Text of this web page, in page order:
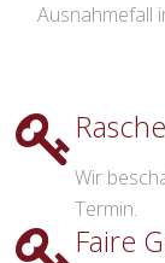
Ausnahmefall
Wir
Termin.
Faire